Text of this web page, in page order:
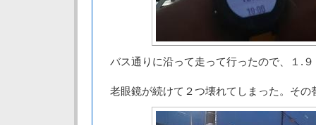
バス通りに沿って走って行ったので、１.９
老眼鏡が続けて２つ壊れてしまった。その